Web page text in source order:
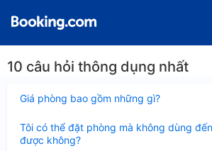
10 câu hỏi thông dụng nhất
Giá phòng bao gồm những gì?
thu
Tôi có thể đặt phòng mà không dùng
được không?
thu
gọn